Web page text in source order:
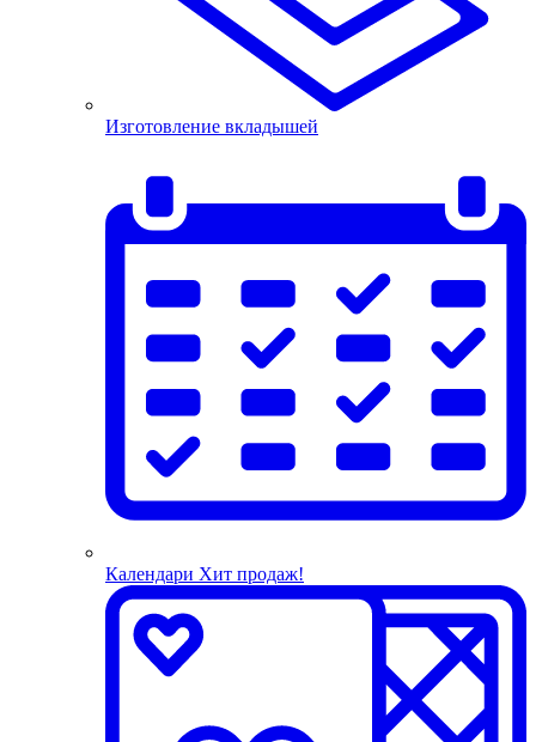
Изготовление вкладышей
Календари Хит продаж!